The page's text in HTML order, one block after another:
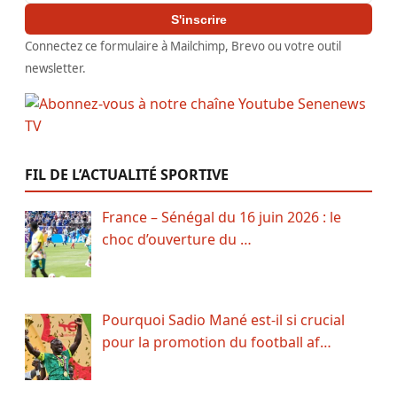
S'inscrire
Connectez ce formulaire à Mailchimp, Brevo ou votre outil
newsletter.
FIL DE L’ACTUALITÉ SPORTIVE
France – Sénégal du 16 juin 2026 : le
choc d’ouverture du …
Pourquoi Sadio Mané est-il si crucial
pour la promotion du football af…